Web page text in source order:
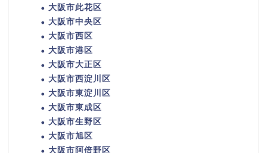
大阪市此花区
大阪市中央区
大阪市西区
大阪市港区
大阪市大正区
大阪市西淀川区
大阪市東淀川区
大阪市東成区
大阪市生野区
大阪市旭区
大阪市阿倍野区